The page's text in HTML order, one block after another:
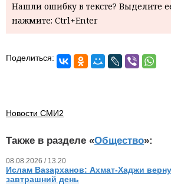
Нашли ошибку в тексте? Выделите
нажмите: Ctrl+Enter
Поделиться:
Новости СМИ2
Также в разделе «Общество»:
08.08.2026 / 13.20
Ислам Вазарханов: Ахмат-Хаджи
завтрашний день